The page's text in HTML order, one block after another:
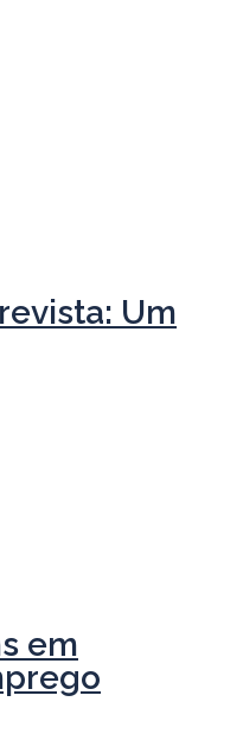
Um
em